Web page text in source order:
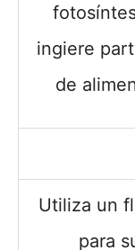
ingiere
de
Utiliza un
para